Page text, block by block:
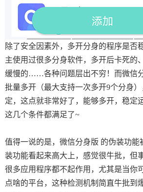
除了安全因素外，多开分身的程序是否
主使用过很多分身软件，多开后卡死的
缓慢的……各种问题层出不穷！而微信
批量多开（最大支持一次多开9个分身
定，这点就非常好了，能够多开，稳定
这几个条件都满足了~
值得一说的是，微信分身版 的伪装功能
装功能看起来高大上，感觉很牛批，但
很多应用程序都不起作用，尤其是当你
点啥的平台，这种检测机制简直牛批到